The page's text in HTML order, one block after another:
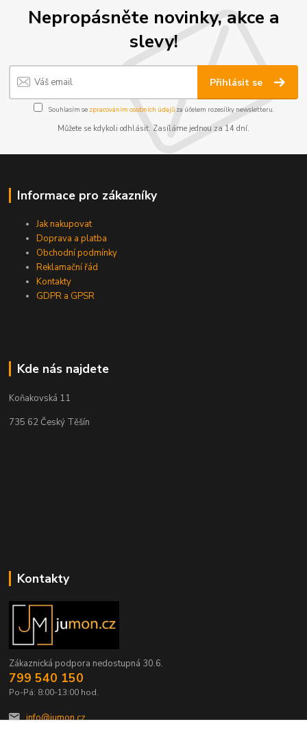
Nepropásněte novinky, akce a
slevy!
Přihlásit se
Souhlasím se zpracováním osobních údajůza účelem rozesílky newsletteru.
Můžete se kdykoli odhlásit. Zasíláme jednou za 14 dní.
Informace pro zákazníky
Jak nakupovat
Doprava a platba
Obchodní podmínky
Reklamační řád
Kontakty
GDPR a GPSR
Kde nás najdete
Koňakovská 11
735 62 Český Těšín
Kontakty
Zákaznická podpora nedostupná 30.6.
799 540 150
Po-Pá: 8:00-13:00 hod.
info@jumon.cz